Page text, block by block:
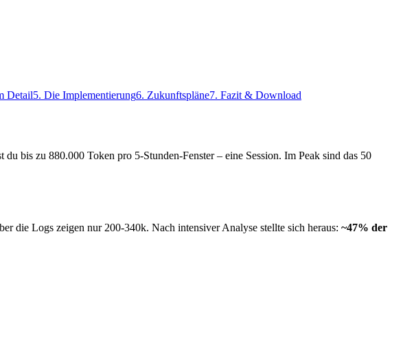
Detail5. Die Implementierung6. Zukunftspläne7. Fazit & Download
bis zu 880.000 Token pro 5-Stunden-Fenster – eine Session. Im Peak sind das 50
die Logs zeigen nur 200-340k. Nach intensiver Analyse stellte sich heraus: ~47% der